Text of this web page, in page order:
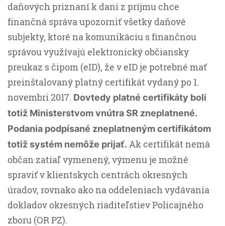
daňových priznaní k dani z príjmu chce
finančná správa upozorniť všetky daňové
subjekty, ktoré na komunikáciu s finančnou
správou využívajú elektronický občiansky
preukaz s čipom (eID), že v eID je potrebné mať
preinštalovaný platný certifikát vydaný po 1.
novembri 2017. Dovtedy platné certifikáty boli
totiž Ministerstvom vnútra SR zneplatnené.
Podania podpísané zneplatneným certifikátom
totiž systém nemôže prijať. Ak certifikát nemá
občan zatiaľ vymenený, výmenu je možné
spraviť v klientskych centrách okresných
úradov, rovnako ako na oddeleniach vydávania
dokladov okresných riaditeľstiev Policajného
zboru (OR PZ).